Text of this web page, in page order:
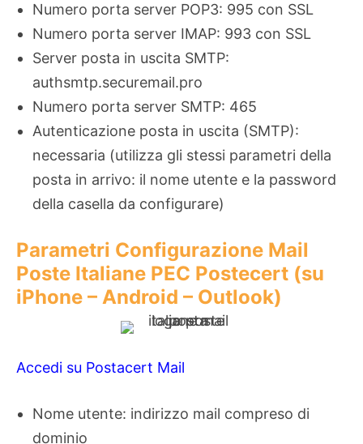
Numero porta server POP3: 995 con SSL
Numero porta server IMAP: 993 con SSL
Server posta in uscita SMTP:
authsmtp.securemail.pro
Numero porta server SMTP: 465
Autenticazione posta in uscita (SMTP):
necessaria (utilizza gli stessi parametri della
posta in arrivo: il nome utente e la password
della casella da configurare)
Parametri Configurazione Mail
Poste Italiane PEC Postecert (su
iPhone – Android – Outlook)
Accedi su Postacert Mail
Nome utente: indirizzo mail compreso di
dominio